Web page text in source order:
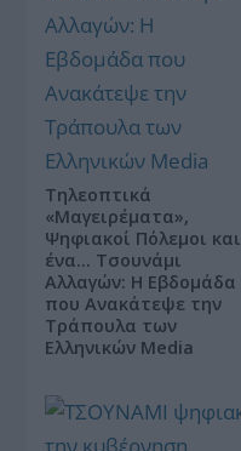
Τηλεοπτικά
«Μαγειρέματα»,
Ψηφιακοί Πόλεμοι και
ένα… Τσουνάμι
Αλλαγών: Η Εβδομάδα
που Ανακάτεψε την
Τράπουλα των
Ελληνικών Media